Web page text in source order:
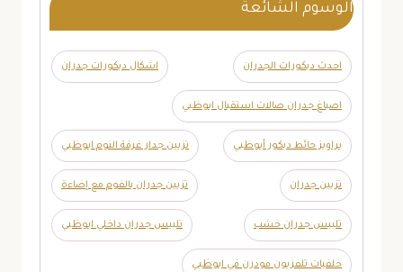
الوسوم الشائعة
احدث ديكورات الجدران اشكال ديكورات جدران
اصباغ جدران صالات استقبال ابوظبي
براويز حائط ديكور أبوظبي تزيين جدار غرفة النوم ابوظبي
تزيين جدران تزيين جدران بالفوم مع إضاءة
تلبيس جدران خشب تلبيس جدران داخلي ابوظبي
خلفيات تلفزيون مودرن في ابوظبي